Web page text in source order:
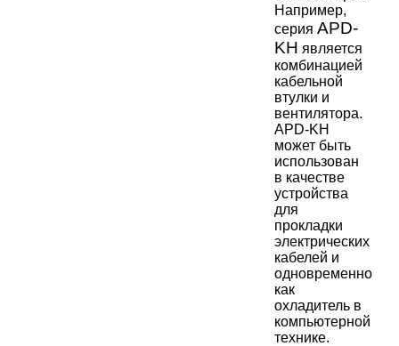
Например,
серия APD-
KH является
комбинацией
кабельной
втулки и
вентилятора.
APD-KH
может быть
использован
в качестве
устройства
для
прокладки
электрических
кабелей и
одновременно
как
охладитель в
компьютерной
технике.